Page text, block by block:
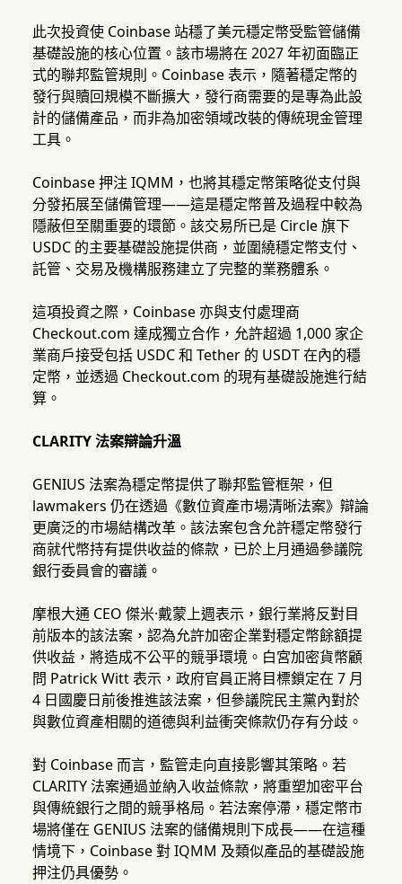
此次投資使 Coinbase 站穩了美元穩定幣受監管儲備
基礎設施的核心位置。該市場將在 2027 年初面臨正
式的聯邦監管規則。Coinbase 表示，隨著穩定幣的
發行與贖回規模不斷擴大，發行商需要的是專為此設
計的儲備產品，而非為加密領域改裝的傳統現金管理
工具。
Coinbase 押注 IQMM，也將其穩定幣策略從支付與
分發拓展至儲備管理——這是穩定幣普及過程中較為
隱蔽但至關重要的環節。該交易所已是 Circle 旗下
USDC 的主要基礎設施提供商，並圍繞穩定幣支付、
託管、交易及機構服務建立了完整的業務體系。
這項投資之際，Coinbase 亦與支付處理商
Checkout.com 達成獨立合作，允許超過 1,000 家企
業商戶接受包括 USDC 和 Tether 的 USDT 在內的穩
定幣，並透過 Checkout.com 的現有基礎設施進行結
算。
CLARITY 法案辯論升溫
GENIUS 法案為穩定幣提供了聯邦監管框架，但
lawmakers 仍在透過《數位資產市場清晰法案》辯論
更廣泛的市場結構改革。該法案包含允許穩定幣發行
商就代幣持有提供收益的條款，已於上月通過參議院
銀行委員會的審議。
摩根大通 CEO 傑米·戴蒙上週表示，銀行業將反對目
前版本的該法案，認為允許加密企業對穩定幣餘額提
供收益，將造成不公平的競爭環境。白宮加密貨幣顧
問 Patrick Witt 表示，政府官員正將目標鎖定在 7 月
4 日國慶日前後推進該法案，但參議院民主黨內對於
與數位資產相關的道德與利益衝突條款仍存有分歧。
對 Coinbase 而言，監管走向直接影響其策略。若
CLARITY 法案通過並納入收益條款，將重塑加密平台
與傳統銀行之間的競爭格局。若法案停滯，穩定幣市
場將僅在 GENIUS 法案的儲備規則下成長——在這種
情境下，Coinbase 對 IQMM 及類似產品的基礎設施
押注仍具優勢。